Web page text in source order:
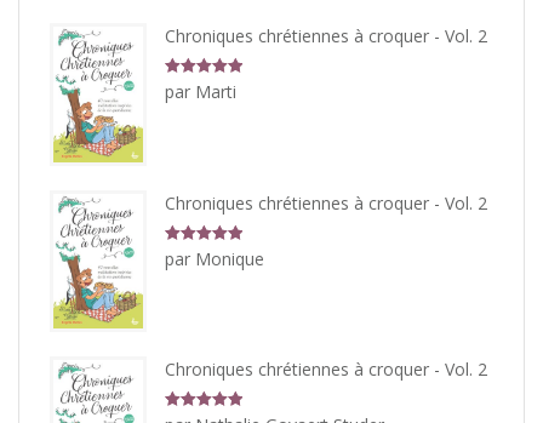
Chroniques chrétiennes à croquer - Vol. 2
5 sur
5
par Marti
Chroniques chrétiennes à croquer - Vol. 2
5 sur
5
par Monique
Chroniques chrétiennes à croquer - Vol. 2
5 sur